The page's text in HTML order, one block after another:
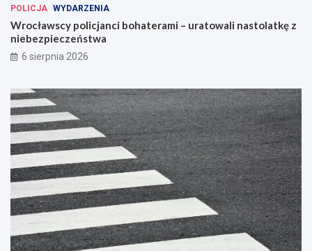
POLICJA WYDARZENIA
Wrocławscy policjanci bohaterami – uratowali nastolatkę z
niebezpieczeństwa
6 sierpnia 2026